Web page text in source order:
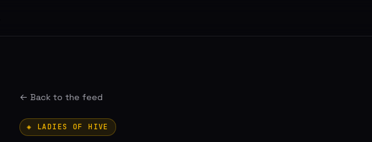
← Back to the feed
◈ LADIES OF HIVE